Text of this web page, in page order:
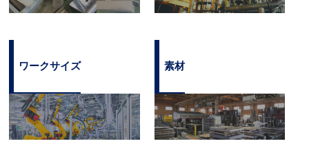
ワークサイズ 素材